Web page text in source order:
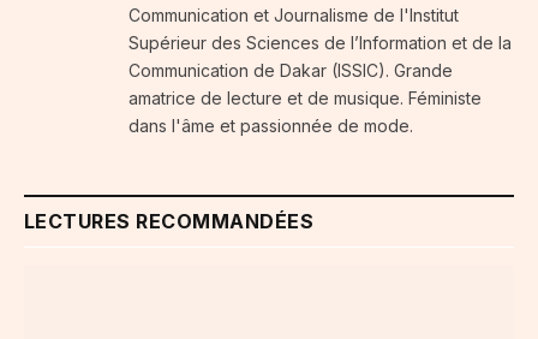
Communication et Journalisme de l'Institut
Supérieur des Sciences de l’Information et de la
Communication de Dakar (ISSIC). Grande
amatrice de lecture et de musique. Féministe
dans l'âme et passionnée de mode.
LECTURES RECOMMANDÉES